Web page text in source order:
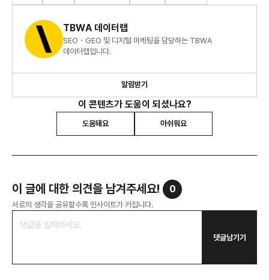
TBWA 데이터랩
SEO・GEO 및 디지털 마케팅을 담당하는 TBWA
데이터랩입니다.
알림받기
이 콘텐츠가 도움이 되셨나요?
도움돼요 아쉬워요
이 글에 대한 의견을 남겨주세요! 0
서로의 생각을 공유할수록 인사이트가 커집니다.
댓글남기기